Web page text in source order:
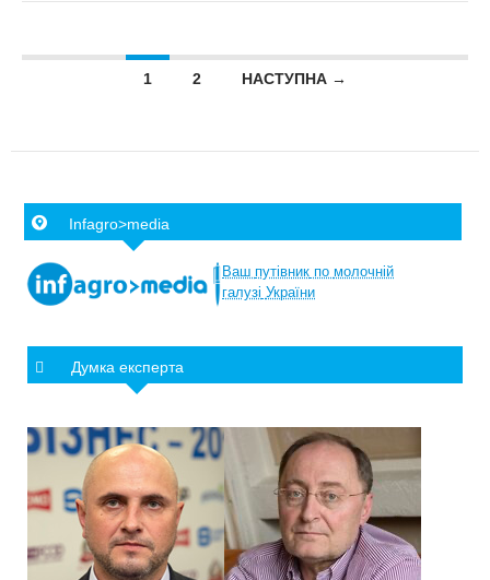
Posts navigation
1 2 НАСТУПНА →
Infagro>media
Ваш путівник по молочній
галузі України
Думка експерта